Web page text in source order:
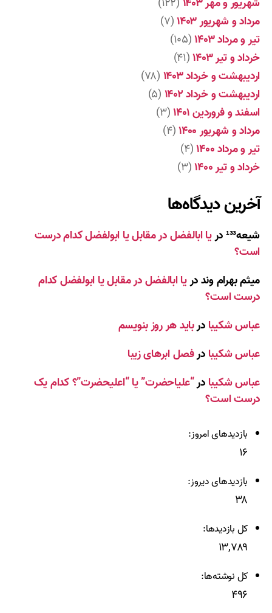
مرداد و شهریور ۱۴۰۳
(۷)
تیر و مرداد ۱۴۰۳
(۱۰۵)
خرداد و تیر ۱۴۰۳
(۴۱)
اردیبهشت و خرداد ۱۴۰۳
(۷۸)
اردیبهشت و خرداد ۱۴۰۲
(۵)
اسفند و فروردین ۱۴۰۱
(۳)
مرداد و شهریور ۱۴۰۰
(۴)
تیر و مرداد ۱۴۰۰
(۴)
خرداد و تیر ۱۴۰۰
(۳)
آخرین دیدگاه‌ها
شیعه¹³³ دریا ابالفضل در مقابل یا ابولفضل کدام درست
است؟
میثم بهرام ونددریا ابالفضل در مقابل یا ابولفضل کدام
درست است؟
عباس شکیبا درباید هر روز بنویسم
عباس شکیبا درفصل ابرهای زیبا
عباس شکیبا در“علیاحضرت” یا “اعلیحضرت”؟ کدام یک
درست است؟
بازدیدهای امروز:
۱۶
بازدیدهای دیروز:
۳۸
کل بازدیدها:
۱۳,۷۸۹
کل نوشته‌ها:
۴۹۶